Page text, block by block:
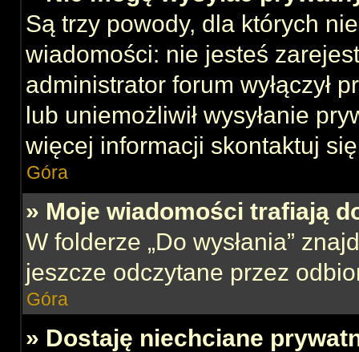
Są trzy powody, dla których
wiadomości: nie jesteś
administrator forum wyłączył
lub uniemożliwił wysyłanie
więcej informacji skontaktuj
Góra
» Moje wiadomości trafiają
W folderze „Do wysłania”
jeszcze odczytane przez
Góra
» Dostaję niechciane